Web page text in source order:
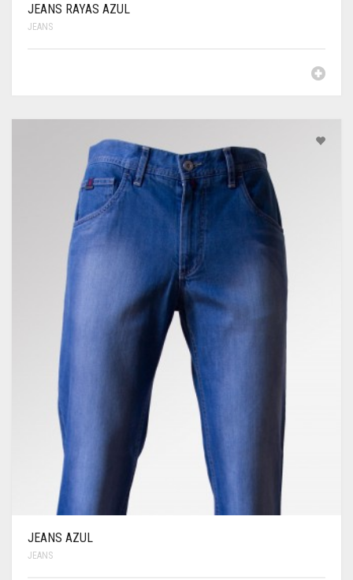
JEANS RAYAS AZUL
JEANS
JEANS AZUL
JEANS